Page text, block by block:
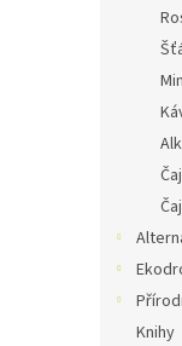
Knihy